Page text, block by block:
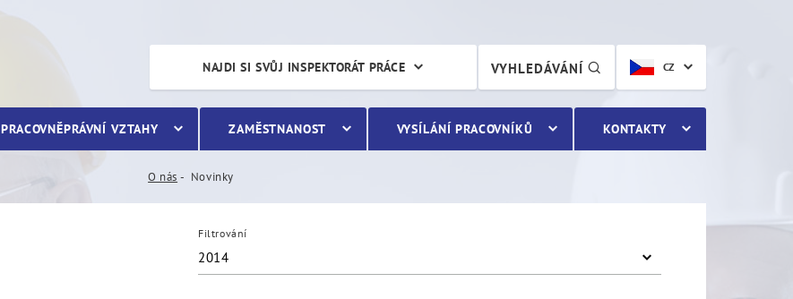
CZ
VYHLEDÁVÁNÍ
NAJDI SI SVŮJ INSPEKTORÁT PRÁCE
PRACOVNĚPRÁVNÍ VZTAHY ZAMĚSTNANOST VYSÍLÁNÍ PRACOVNÍKŮ KONTAKTY
O nás Novinky
Filtrování
2014